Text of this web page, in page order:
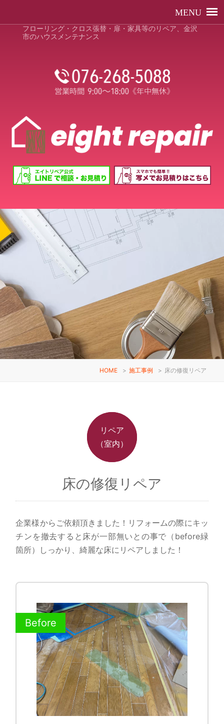
フローリング・クロス張替・扉・家具等のリペア、金沢
市のハウスメンテナンス
HOME > 施工事例 > 床の修復リペア
リペア
（室内）
床の修復リペア
企業様からご依頼頂きました！リフォームの際にキッ
チンを撤去すると床が一部無いとの事で（before緑
箇所）しっかり、綺麗な床にリペアしました！
Before